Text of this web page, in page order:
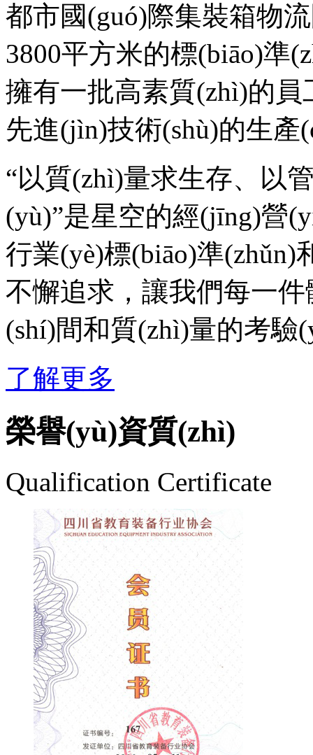
都市國(guó)際集裝箱物流
3800平方米的標(biāo)準
擁有一批高素質(zhì)的員
先進(jìn)技術(shù)的生產
“以質(zhì)量求生存、
(yù)”是星空的經(jīng)營
行業(yè)標(biāo)準(zhǔn)
不懈追求，讓我們每一
(shí)間和質(zhì)量的考
了解更多
榮譽(yù)資質(zhì)
Qualification Certificate